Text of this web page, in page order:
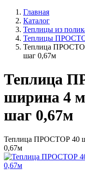
Главная
Каталог
Теплицы из
Теплицы
Теплица
шаг 0,67м
Теплица
ширина 4
шаг 0,67м
Теплица ПРОСТОР 40
0,67м